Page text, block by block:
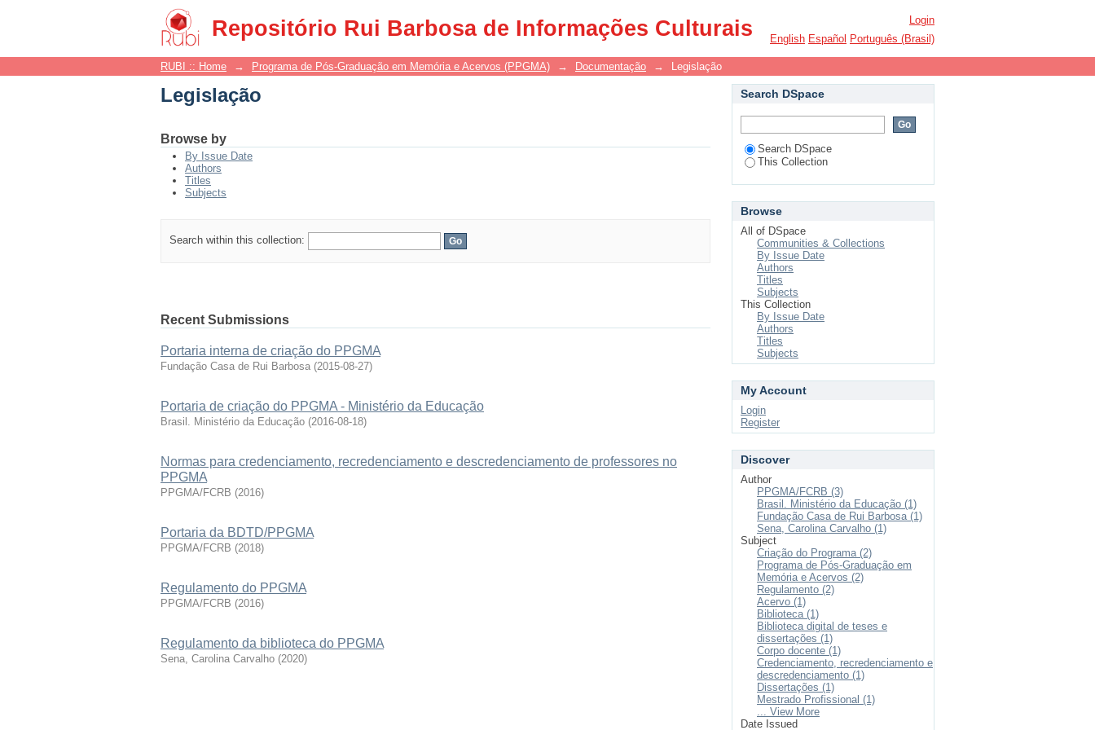
Repositório Rui Barbosa de Informações Culturais
Legislação
Login
English Español Português (Brasil)
RUBI :: Home → Programa de Pós-Graduação em Memória e Acervos (PPGMA) → Documentação → Legislação
Legislação
Browse by
By Issue Date
Authors
Titles
Subjects
Search within this collection:
Recent Submissions
Portaria interna de criação do PPGMA
Fundação Casa de Rui Barbosa (2015-08-27)
Portaria de criação do PPGMA - Ministério da Educação
Brasil. Ministério da Educação (2016-08-18)
Normas para credenciamento, recredenciamento e descredenciamento de professores no
PPGMA
PPGMA/FCRB (2016)
Portaria da BDTD/PPGMA
PPGMA/FCRB (2018)
Regulamento do PPGMA
PPGMA/FCRB (2016)
Regulamento da biblioteca do PPGMA
Sena, Carolina Carvalho (2020)
Search DSpace
Search DSpace
This Collection
Browse
All of DSpace
Communities & Collections
By Issue Date
Authors
Titles
Subjects
This Collection
By Issue Date
Authors
Titles
Subjects
My Account
Login
Register
Discover
Author
PPGMA/FCRB (3)
Brasil. Ministério da Educação (1)
Fundação Casa de Rui Barbosa (1)
Sena, Carolina Carvalho (1)
Subject
Criação do Programa (2)
Programa de Pós-Graduação em
Memória e Acervos (2)
Regulamento (2)
Acervo (1)
Biblioteca (1)
Biblioteca digital de teses e
dissertações (1)
Corpo docente (1)
Credenciamento, recredenciamento e
descredenciamento (1)
Dissertações (1)
Mestrado Profissional (1)
... View More
Date Issued